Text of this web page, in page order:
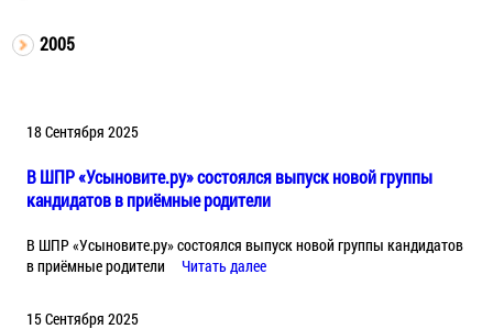
2005
18 Сентября 2025
В ШПР «Усыновите.ру» состоялся выпуск новой группы
кандидатов в приёмные родители
В ШПР «Усыновите.ру» состоялся выпуск новой группы кандидатов
в приёмные родители
Читать далее
15 Сентября 2025